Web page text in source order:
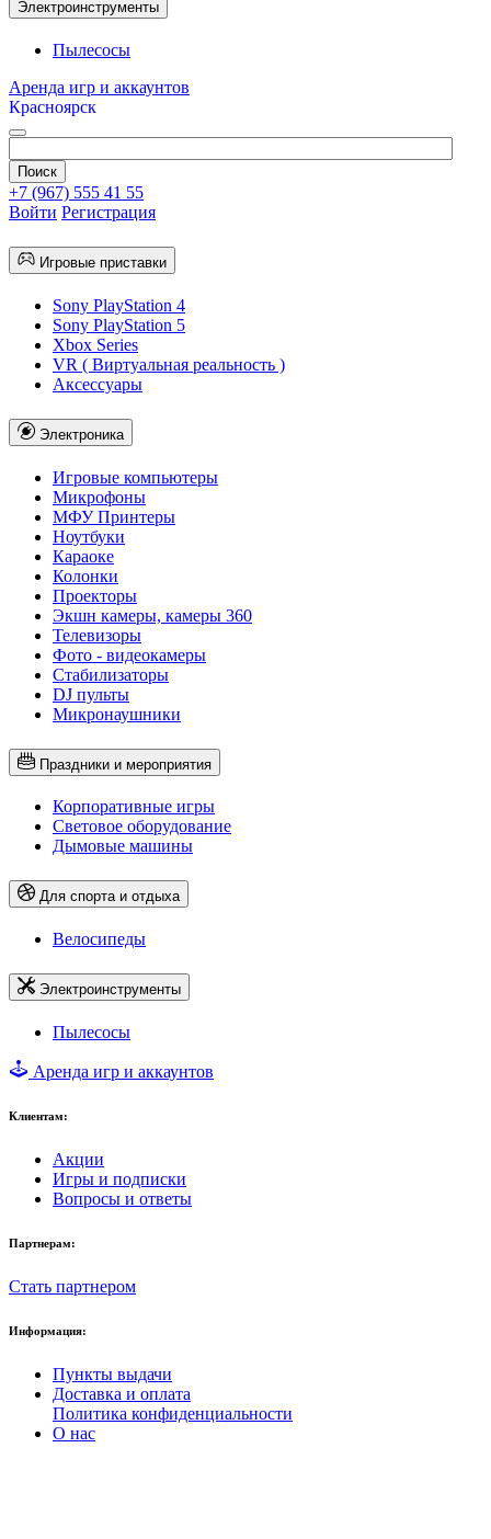
Электроинструменты
Пылесосы
Аренда игр и аккаунтов
Красноярск
+7 (967) 555 41 55
Войти Регистрация
Игровые приставки
Sony PlayStation 4
Sony PlayStation 5
Xbox Series
VR ( Виртуальная реальность )
Аксессуары
Электроника
Игровые компьютеры
Микрофоны
МФУ Принтеры
Ноутбуки
Караоке
Колонки
Проекторы
Экшн камеры, камеры 360
Телевизоры
Фото - видеокамеры
Стабилизаторы
DJ пульты
Микронаушники
Праздники и мероприятия
Корпоративные игры
Световое оборудование
Дымовые машины
Для спорта и отдыха
Велосипеды
Электроинструменты
Пылесосы
Аренда игр и аккаунтов
Клиентам:
Акции
Игры и подписки
Вопросы и ответы
Партнерам:
Стать партнером
Информация:
Пункты выдачи
Доставка и оплата
Политика конфиденциальности
О нас